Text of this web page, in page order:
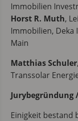
Immobilien
Horst R. Muth,
Immobilien, Deka
Main
Matthias Schuler
Transsolar
Jurybegründung
Einigkeit bestand